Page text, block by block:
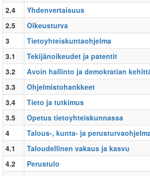
2.4
Yhdenvertaisuus
2.5
Oikeusturva
3
Tietoyhteiskuntaohjelma
3.1
Tekijänoikeudet ja patentit
3.2
Avoin hallinto ja demokratian
3.3
Ohjelmistohankkeet
3.4
Tieto ja tutkimus
3.5
Opetus tietoyhteiskunnassa
4
Talous-, kunta- ja
4.1
Taloudellinen vakaus ja kasvu
4.2
Perustulo